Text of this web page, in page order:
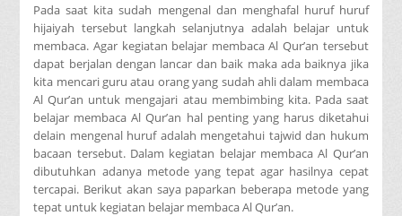
Pada saat kita sudah mengenal dan menghafal huruf huruf
hijaiyah tersebut langkah selanjutnya adalah belajar untuk
membaca. Agar kegiatan belajar membaca Al Qur’an tersebut
dapat berjalan dengan lancar dan baik maka ada baiknya jika
kita mencari guru atau orang yang sudah ahli dalam membaca
Al Qur’an untuk mengajari atau membimbing kita. Pada saat
belajar membaca Al Qur’an hal penting yang harus diketahui
delain mengenal huruf adalah mengetahui tajwid dan hukum
bacaan tersebut. Dalam kegiatan belajar membaca Al Qur’an
dibutuhkan adanya metode yang tepat agar hasilnya cepat
tercapai. Berikut akan saya paparkan beberapa metode yang
tepat untuk kegiatan belajar membaca Al Qur’an.